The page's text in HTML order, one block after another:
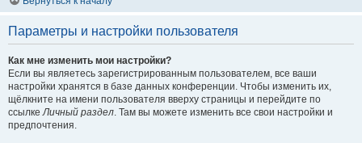
Параметры и настройки пользователя
Как мне изменить мои настройки?
Если вы являетесь зарегистрированным пользователем, все ваши
настройки хранятся в базе данных конференции. Чтобы изменить их,
щёлкните на имени пользователя вверху страницы и перейдите по
ссылкеЛичный раздел. Там вы можете изменить все свои настройки и
предпочтения.